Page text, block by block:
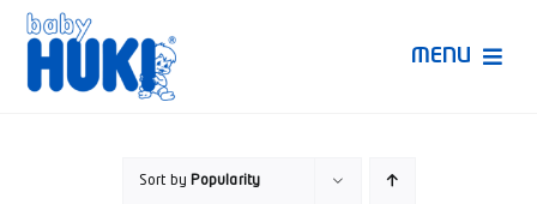
Skip
content
MENU
Sort by Popularity